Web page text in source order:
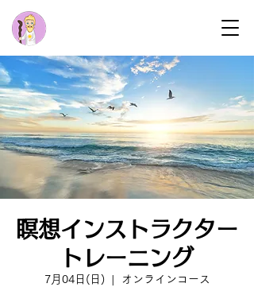
瞑想インストラクター
トレーニング
7月04日(日)
  |
オンラインコース